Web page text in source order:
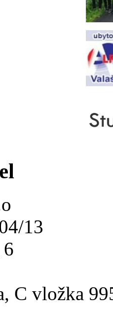
13
C vložka